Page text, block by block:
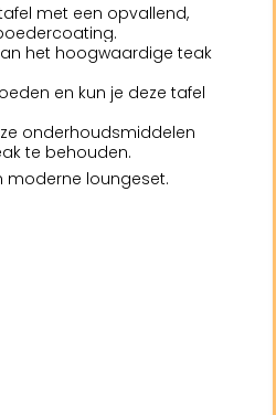
met een opvallend,
het hoogwaardige teak
en kun je deze tafel
onderhoudsmiddelen
te behouden.
moderne loungeset.